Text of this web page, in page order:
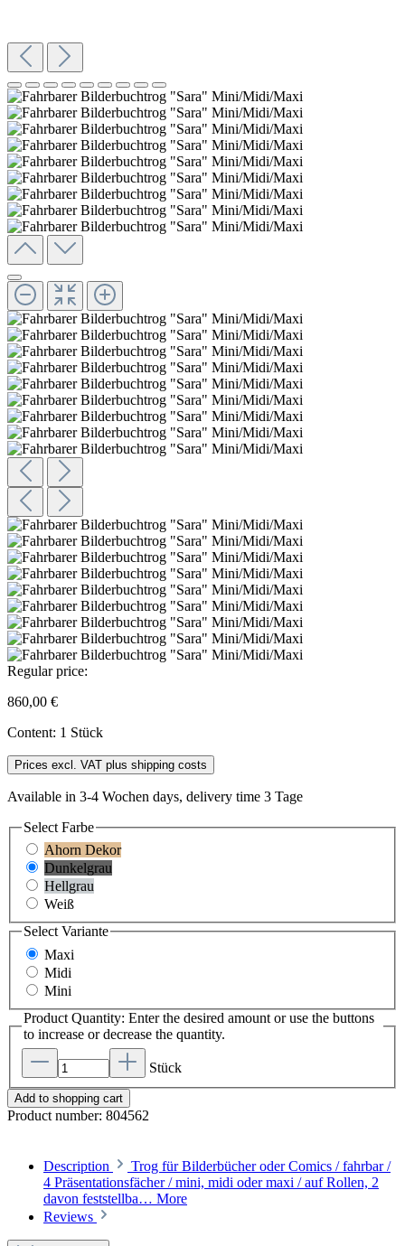
Regular price:
860,00 €
Content: 1 Stück
Prices excl. VAT plus shipping costs
Available in 3-4 Wochen days, delivery time 3 Tage
Select Farbe
Ahorn Dekor
Dunkelgrau
Hellgrau
Weiß
SelectVariante
Maxi
Midi
Mini
Product Quantity: Enter the desired amount or use the buttons
to increase or decrease the quantity.
Stück
Add to shopping cart
Product number: 804562
Description
Trog für Bilderbücher oder Comics / fahrbar /
4 Präsentationsfächer / mini, midi oder maxi / auf Rollen, 2
davon feststellba… More
Reviews